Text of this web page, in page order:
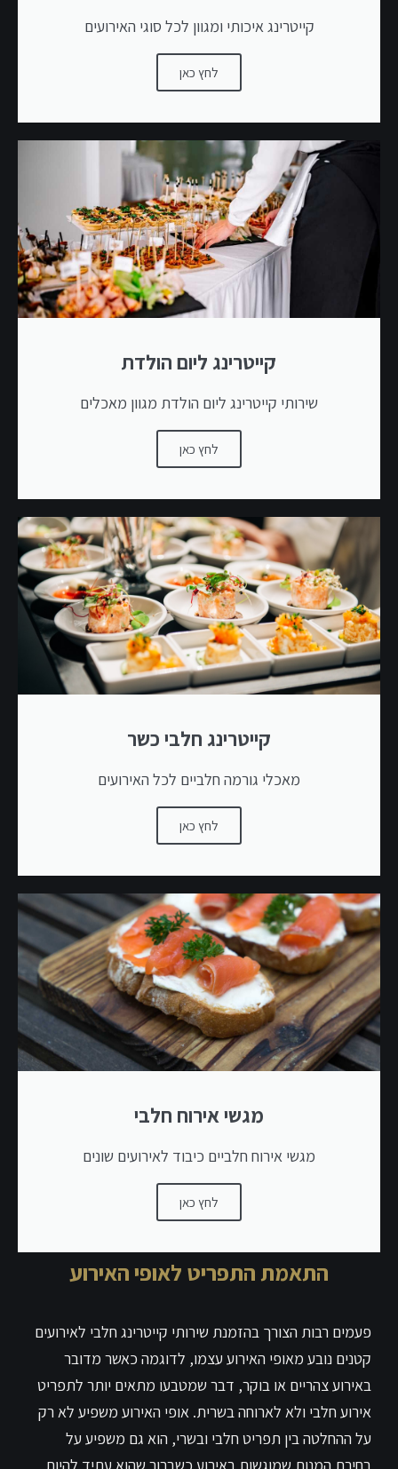
קייטרינג איכותי ומגוון לכל סוגי האירועים
לחץ כאן
קייטרינג ליום הולדת
שירותי קייטרינג ליום הולדת מגוון מאכלים
לחץ כאן
קייטרינג חלבי כשר
מאכלי גורמה חלביים לכל האירועים
לחץ כאן
מגשי אירוח חלבי
מגשי אירוח חלביים כיבוד לאירועים שונים
לחץ כאן
התאמת התפריט לאופי האירוע
פעמים רבות הצורך בהזמנת שירותי קייטרינג חלבי לאירועים
קטנים נובע מאופי האירוע עצמו, לדוגמה כאשר מדובר
באירוע צהריים או בוקר, דבר שמטבעו מתאים יותר לתפריט
אירוע חלבי ולא לארוחה בשרית. אופי האירוע משפיע לא רק
על ההחלטה בין תפריט חלבי ובשרי, הוא גם משפיע על